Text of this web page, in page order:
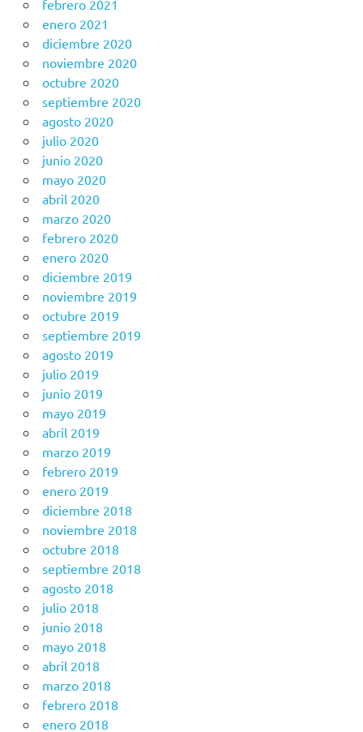
febrero 2021
enero 2021
diciembre 2020
noviembre 2020
octubre 2020
septiembre 2020
agosto 2020
julio 2020
junio 2020
mayo 2020
abril 2020
marzo 2020
febrero 2020
enero 2020
diciembre 2019
noviembre 2019
octubre 2019
septiembre 2019
agosto 2019
julio 2019
junio 2019
mayo 2019
abril 2019
marzo 2019
febrero 2019
enero 2019
diciembre 2018
noviembre 2018
octubre 2018
septiembre 2018
agosto 2018
julio 2018
junio 2018
mayo 2018
abril 2018
marzo 2018
febrero 2018
enero 2018